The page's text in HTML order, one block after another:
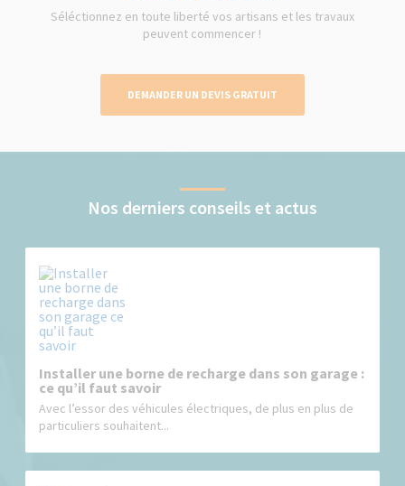
Séléctionnez en toute liberté vos artisans et les travaux
peuvent commencer !
DEMANDER UN DEVIS GRATUIT
Nos derniers conseils et actus
Installer une borne de recharge dans son garage :
ce qu’il faut savoir
Avec l’essor des véhicules électriques, de plus en plus de
particuliers souhaitent...